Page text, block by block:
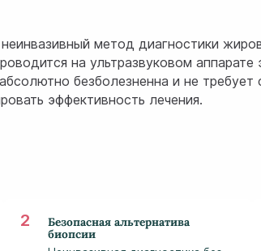
метод диагностики
на ультразвуковом
безболезненна и не
эффективность лечения.
Безопасная альтернатива
биопсии